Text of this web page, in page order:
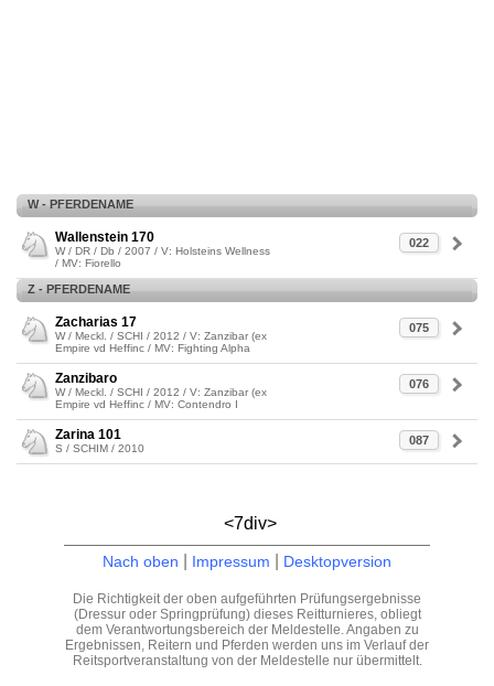
W - PFERDENAME
022
Wallenstein 170
W / DR / Db / 2007 / V: Holsteins Wellness
/ MV: Fiorello
Z - PFERDENAME
075
Zacharias 17
W / Meckl. / SCHI / 2012 / V: Zanzibar (ex
Empire vd Heffinc / MV: Fighting Alpha
076
Zanzibaro
W / Meckl. / SCHI / 2012 / V: Zanzibar (ex
Empire vd Heffinc / MV: Contendro I
087
Zarina 101
S / SCHIM / 2010
<7div>
Nach oben Impressum Desktopversion
Die Richtigkeit der oben aufgeführten Prüfungsergebnisse
(Dressur oder Springprüfung) dieses Reitturnieres, obliegt
dem Verantwortungsbereich der Meldestelle. Angaben zu
Ergebnissen, Reitern und Pferden werden uns im Verlauf der
Reitsportveranstaltung von der Meldestelle nur übermittelt.